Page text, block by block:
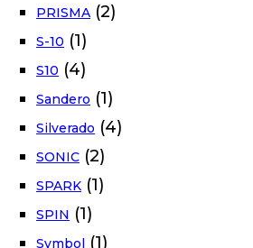
PRISMA (2)
S-10 (1)
S10 (4)
Sandero (1)
Silverado (4)
SONIC (2)
SPARK (1)
SPIN (1)
Symbol (1)